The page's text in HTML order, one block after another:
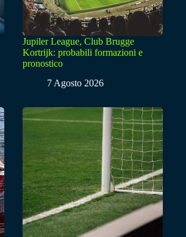
Jupiler League, Club Brugge
Kortrijk: probabili formazioni e
pronostico
7 Agosto 2026